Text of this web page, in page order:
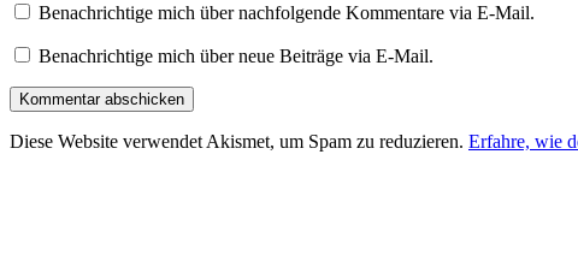
Benachrichtige mich über nachfolgende Kommentare via E-Mail.
Benachrichtige mich über neue Beiträge via E-Mail.
Diese Website verwendet Akismet, um Spam zu reduzieren. Erfahre, wie